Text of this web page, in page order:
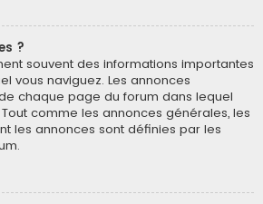
?
souvent des informations importantes
vous naviguez. Les annonces
chaque page du forum dans lequel
comme les annonces générales, les
les annonces sont définies par les